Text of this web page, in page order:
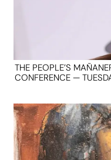
THE PEOPLE’S
CONFERENCE —